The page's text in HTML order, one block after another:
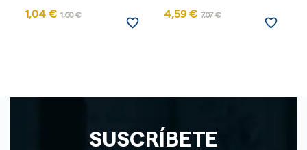
1,04 € 1,60 €
favorite_border
4,59 € 7,07 €
favorite_border
SUSCRÍBETE